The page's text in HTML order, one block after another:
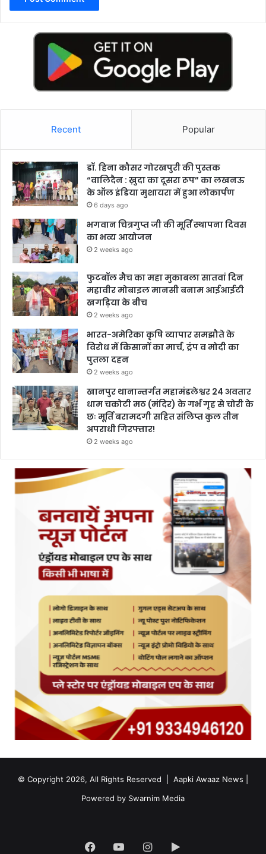
Recent Popular
डॉ. हिना कौसर गोरखपुरी की पुस्तक
“वालिदैन : ख़ुदा का दूसरा रूप” का लखनऊ
के ऑल इंडिया मुशायरा में हुआ लोकार्पण
6 days ago
भगवान चित्रगुप्त जी की मूर्ति स्थापना दिवस
का भव्य आयोजन
2 weeks ago
फुटबॉल मैच का महा मुकाबला सातवां दिन
महावीर मोबाइल मानसी बनाम आईआईटी
खगड़िया के बीच
2 weeks ago
भारत-अमेरिका कृषि व्यापार समझौते के
विरोध में किसानों का मार्च, ट्रंप व मोदी का
पुतला दहन
2 weeks ago
खानपुर थानान्तर्गत महामंडलेश्वर 24 अवतार
धाम चकोटी मठ (मंदिर) के गर्भ गृह से चोरी के
छः मूर्ति बरामदगी सहित संलिप्त कुल तीन
अपराधी गिरफ्तार!
2 weeks ago
© Copyright 2026, All Rights Reserved | Aapki Awaaz News
Powered by Swarnim Media
Facebook
YouTubeInstagram
Google